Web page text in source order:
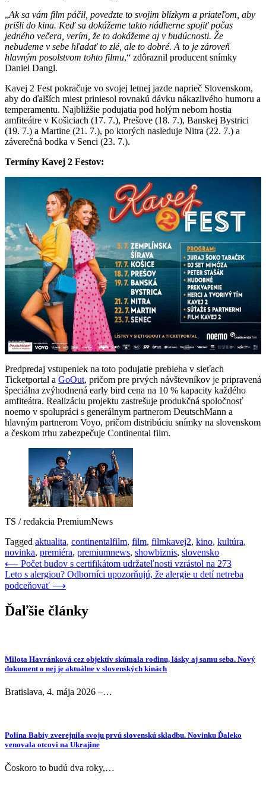
„Ak sa vám film páčil, povedzte to svojim blízkym a priateľom, aby
prišli do kina. Keď sa dokážeme takto nádherne spojiť počas
jedného večera, verím, že to dokážeme aj v budúcnosti. Že
nebudeme v sebe hľadať to zlé, ale to dobré. A to je zároveň
hlavným posolstvom tohto filmu,“ zdôraznil producent snímky
Daniel Dangl.
Kavej 2 Fest pokračuje vo svojej letnej jazde naprieč Slovenskom,
aby do ďalších miest priniesol rovnakú dávku nákazlivého humoru a
temperamentu. Najbližšie podujatia pod holým nebom hostia
amfiteátre v Košiciach (17. 7.), Prešove (18. 7.), Banskej Bystrici
(19. 7.) a Martine (21. 7.), po ktorých nasleduje Nitra (22. 7.) a
záverečná bodka v Senci (23. 7.).
Termíny Kavej 2 Festov:
Predpredaj vstupeniek na toto podujatie prebieha v sieťach
Ticketportal a GoOut, pričom pre prvých návštevníkov je pripravená
špeciálna zvýhodnená early bird cena na 10 % kapacity každého
amfiteátra. Realizáciu projektu zastrešuje produkčná spoločnosť
noemo v spolupráci s generálnym partnerom DeutschMann a
hlavným partnerom Voyo, pričom distribúciu snímky na slovenskom
a českom trhu zabezpečuje Continental film.
TS / redakcia PremiumNews
Tagged aktualita, continentalfilm, film, filmkavej2, kino, kultúra,
novinka, premiéra, premiumnews, showbiznis, slovensko
Navigácia
v
⟵ Počet budov s certifikátom udržateľnosti vzrástol na 273
Leto s alergiou? Odborníci upozorňujú, že alergie u detí netreba
podceňovať ⟶
Ďaľšie články
Milota Havránková cez objektív skúmala rodinu, lásky aj samu seba. Nový
dokument o nej je aktuálne v slovenských kinách
Bratislava, 4. mája 2026 –…
Polina Babiy zverejnila svoju prvú slovenskú skladbu. Novinku Ďaleko
venovala otcovi na Ukrajine
Čoskoro to budú dva roky,…